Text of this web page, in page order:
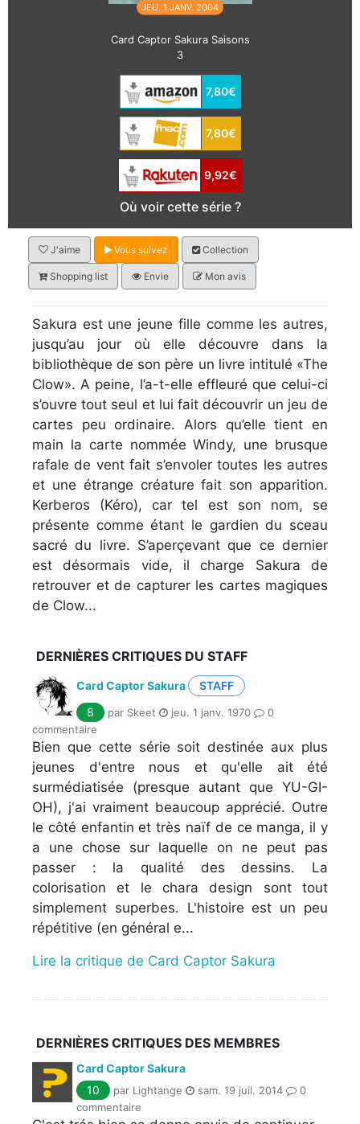
JEU. 1 JANV. 2004
Card Captor Sakura Saisons
3
7,80€
7,80€
9,92€
Où voir cette série ?
J'aime Vous suivez Collection
Shopping list Envie Mon avis
Sakura est une jeune fille comme les autres,
jusqu’au jour où elle découvre dans la
bibliothèque de son père un livre intitulé «The
Clow». A peine, l’a-t-elle effleuré que celui-ci
s’ouvre tout seul et lui fait découvrir un jeu de
cartes peu ordinaire. Alors qu’elle tient en
main la carte nommée Windy, une brusque
rafale de vent fait s’envoler toutes les autres
et une étrange créature fait son apparition.
Kerberos (Kéro), car tel est son nom, se
présente comme étant le gardien du sceau
sacré du livre. S’aperçevant que ce dernier
est désormais vide, il charge Sakura de
retrouver et de capturer les cartes magiques
de Clow...
DERNIÈRES CRITIQUES DU STAFF
Card Captor Sakura
STAFF
8
par Skeet jeu. 1 janv. 1970
0
commentaire
Bien que cette série soit destinée aux plus
jeunes d'entre nous et qu'elle ait été
surmédiatisée (presque autant que YU-GI-
OH), j'ai vraiment beaucoup apprécié. Outre
le côté enfantin et très naïf de ce manga, il y
a une chose sur laquelle on ne peut pas
passer : la qualité des dessins. La
colorisation et le chara design sont tout
simplement superbes. L'histoire est un peu
répétitive (en général e...
Lire la critique de Card Captor Sakura
DERNIÈRES CRITIQUES DES MEMBRES
Card Captor Sakura
10
par Lightange sam. 19 juil. 2014
0
commentaire